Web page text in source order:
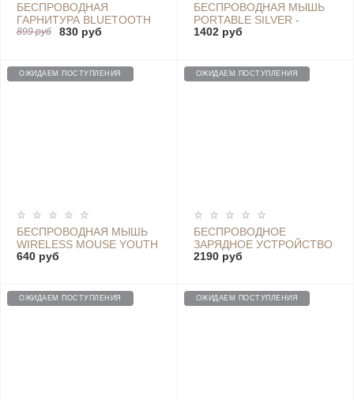
БЕСПРОВОДНАЯ
ГАРНИТУРА BLUETOOTH
HEADSET YOUTH
899 руб 830 руб
БЕСПРОВОДНАЯ МЫШЬ
PORTABLE SILVER -
HLK4007GL
1402 руб
ОЖИДАЕМ ПОСТУПЛЕНИЯ
БЕСПРОВОДНАЯ МЫШЬ
WIRELESS MOUSE YOUTH
EDITION (WXSB01MW)
640 руб
ОЖИДАЕМ ПОСТУПЛЕНИЯ
БЕСПРОВОДНОЕ
ЗАРЯДНОЕ УСТРОЙСТВО
WIRELESS CHARGER 20W
2190 руб
ОЖИДАЕМ ПОСТУПЛЕНИЯ ОЖИДАЕМ ПОСТУПЛЕНИЯ